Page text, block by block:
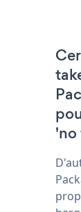
'no